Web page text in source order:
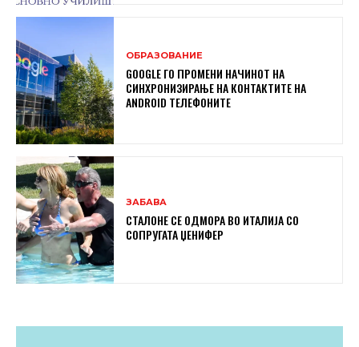
ОБРАЗОВАНИЕ
GOOGLE ГО ПРОМЕНИ НАЧИНОТ НА
СИНХРОНИЗИРАЊЕ НА КОНТАКТИТЕ НА
ANDROID ТЕЛЕФОНИТЕ
ЗАБАВА
СТАЛОНЕ СЕ ОДМОРА ВО ИТАЛИЈА СО
СОПРУГАТА ЏЕНИФЕР